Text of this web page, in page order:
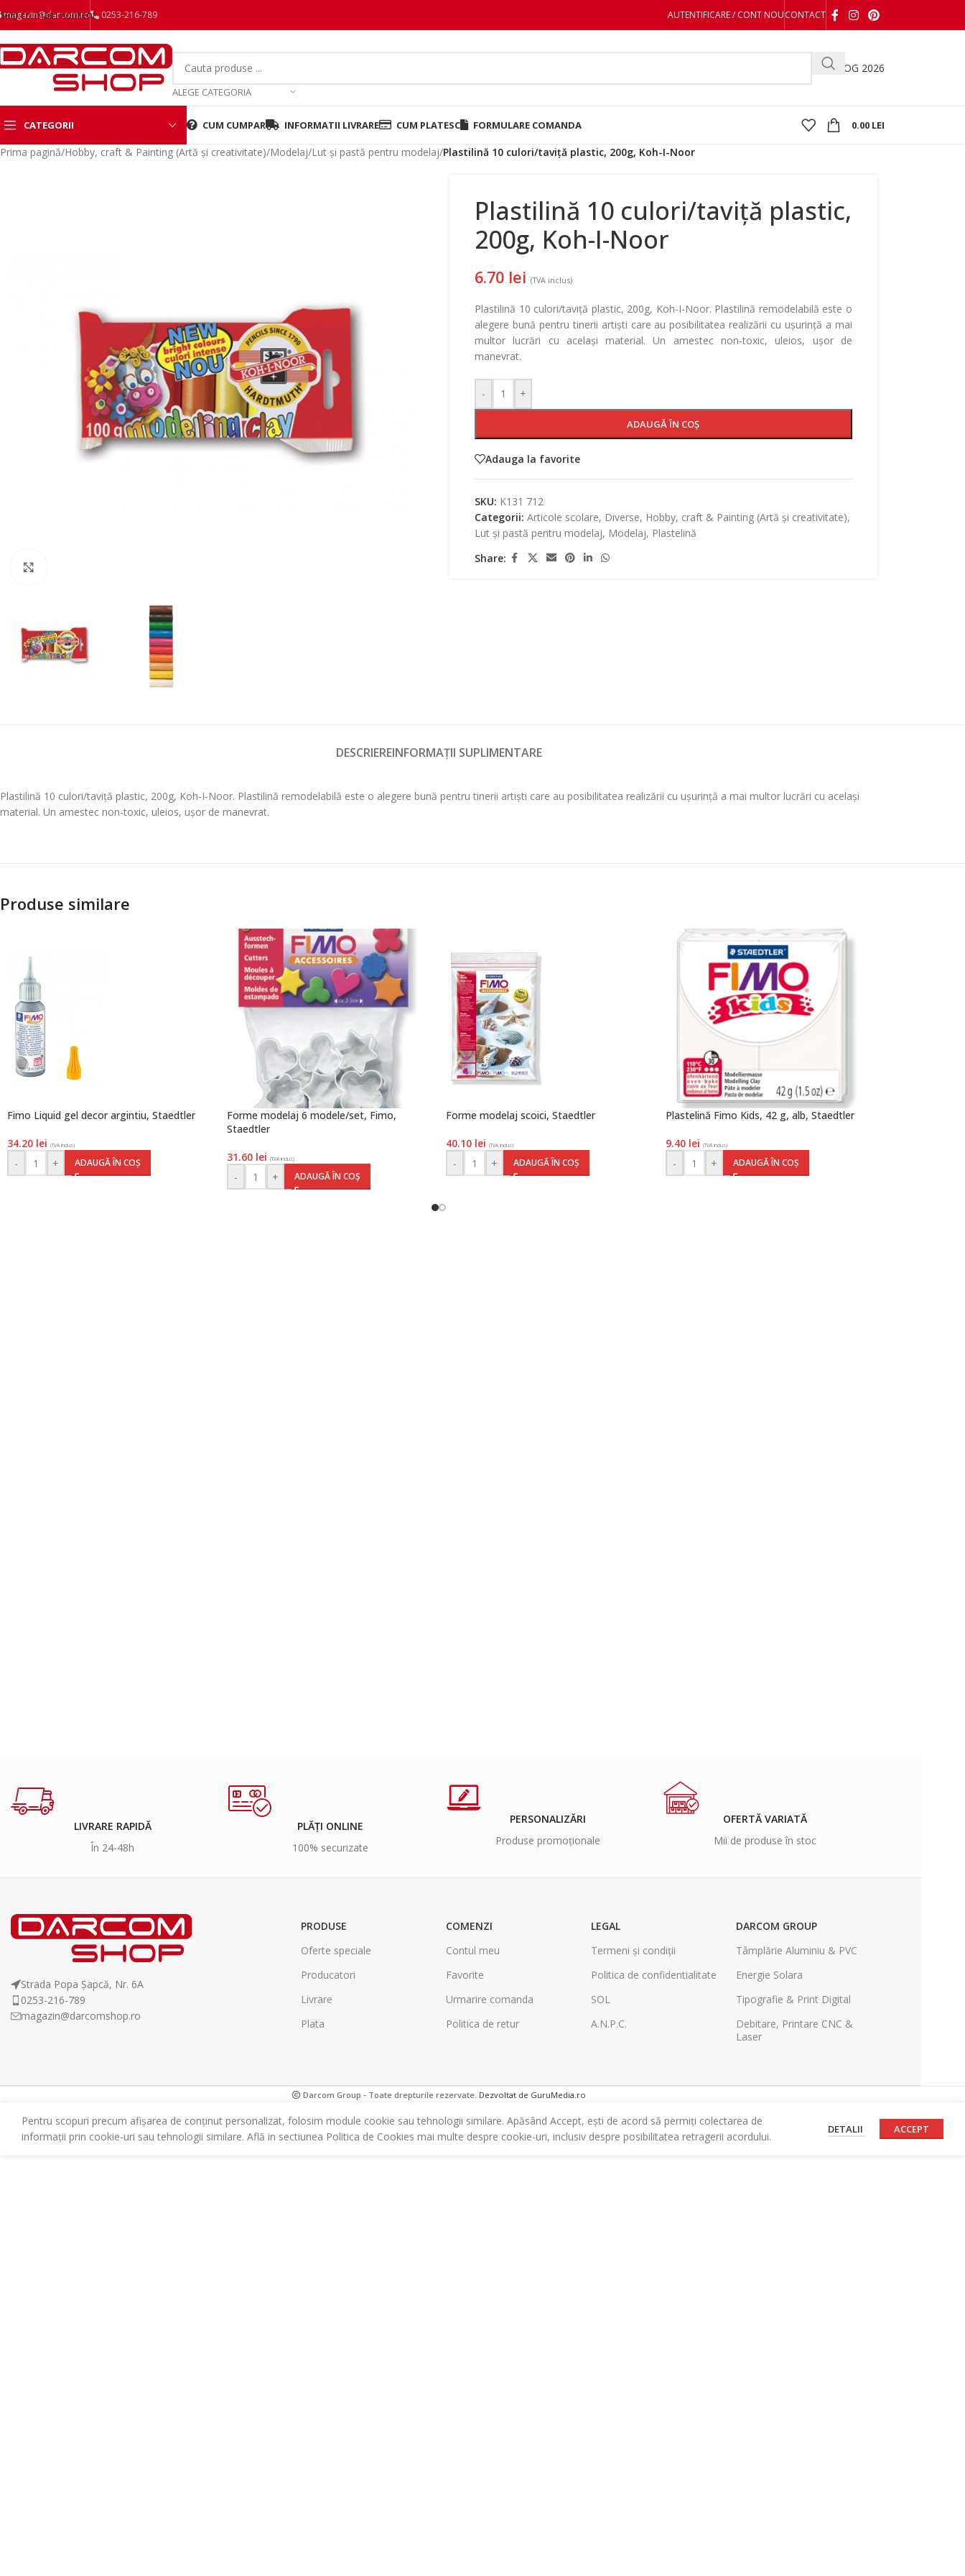
Skip to main content
magazin@darcom.ro 0253-216-789 AUTENTIFICARE / CONT NOUCONTACT
ALEGE CATEGORIA
CATALOG 2026
CATEGORII CUM CUMPAR INFORMATII LIVRARE CUM PLATESC FORMULARE COMANDA 0.00 LEI
Prima pagină/Hobby, craft & Painting (Artă și creativitate)/Modelaj/Lut și pastă pentru modelaj/Plastilină 10 culori/taviță plastic, 200g, Koh-I-Noor
Plastilină 10 culori/taviță plastic,
200g, Koh-I-Noor
6.70 lei (TVA inclus)
Plastilină 10 culori/taviță plastic, 200g, Koh-I-Noor. Plastilină remodelabilă este o
alegere bună pentru tinerii artiști care au posibilitatea realizării cu ușurință a mai
multor lucrări cu același material. Un amestec non-toxic, uleios, ușor de
manevrat.
- +
ADAUGĂ ÎN COȘ
Adauga la favorite
SKU: K131 712
Categorii: Articole scolare, Diverse, Hobby, craft & Painting (Artă și creativitate),
Lut și pastă pentru modelaj, Modelaj, Plastelină
Share:
DESCRIEREINFORMAȚII SUPLIMENTARE
Plastilină 10 culori/taviță plastic, 200g, Koh-I-Noor. Plastilină remodelabilă este o alegere bună pentru tinerii artiști care au posibilitatea realizării cu ușurință a mai multor lucrări cu același
material. Un amestec non-toxic, uleios, ușor de manevrat.
Produse similare
Fimo Liquid gel decor argintiu, Staedtler
34.20 lei (TVA inclus)
- + ADAUGĂ ÎN COȘ
Forme modelaj 6 modele/set, Fimo,
Staedtler
31.60 lei (TVA inclus)
- + ADAUGĂ ÎN COȘ
Forme modelaj scoici, Staedtler
40.10 lei (TVA inclus)
- + ADAUGĂ ÎN COȘ
Plastelină Fimo Kids, 42 g, alb, Staedtler
9.40 lei (TVA inclus)
- + ADAUGĂ ÎN COȘ
LIVRARE RAPIDĂ
În 24-48h
PLĂȚI ONLINE
100% securizate
PERSONALIZĂRI
Produse promoționale
OFERTĂ VARIATĂ
Mii de produse în stoc
Strada Popa Șapcă, Nr. 6A
0253-216-789
magazin@darcomshop.ro
PRODUSE
Oferte speciale
Producatori
Livrare
Plata
COMENZI
Contul meu
Favorite
Urmarire comanda
Politica de retur
LEGAL
Termeni și condiții
Politica de confidentialitate
SOL
A.N.P.C.
DARCOM GROUP
Tâmplărie Aluminiu & PVC
Energie Solara
Tipografie & Print Digital
Debitare, Printare CNC &
Laser
Darcom Group - Toate drepturile rezervate. Dezvoltat de GuruMedia.ro
Pentru scopuri precum afișarea de conținut personalizat, folosim module cookie sau tehnologii similare. Apăsând Accept, ești de acord să permiți colectarea de
informații prin cookie-uri sau tehnologii similare. Află in sectiunea Politica de Cookies mai multe despre cookie-uri, inclusiv despre posibilitatea retragerii acordului.
DETALII ACCEPT